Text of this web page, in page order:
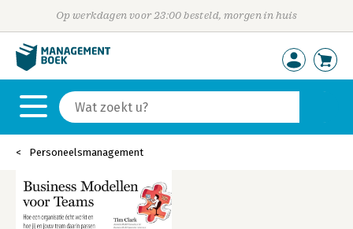
Op werkdagen voor 23:00 besteld, morgen in huis
Personeelsmanagement